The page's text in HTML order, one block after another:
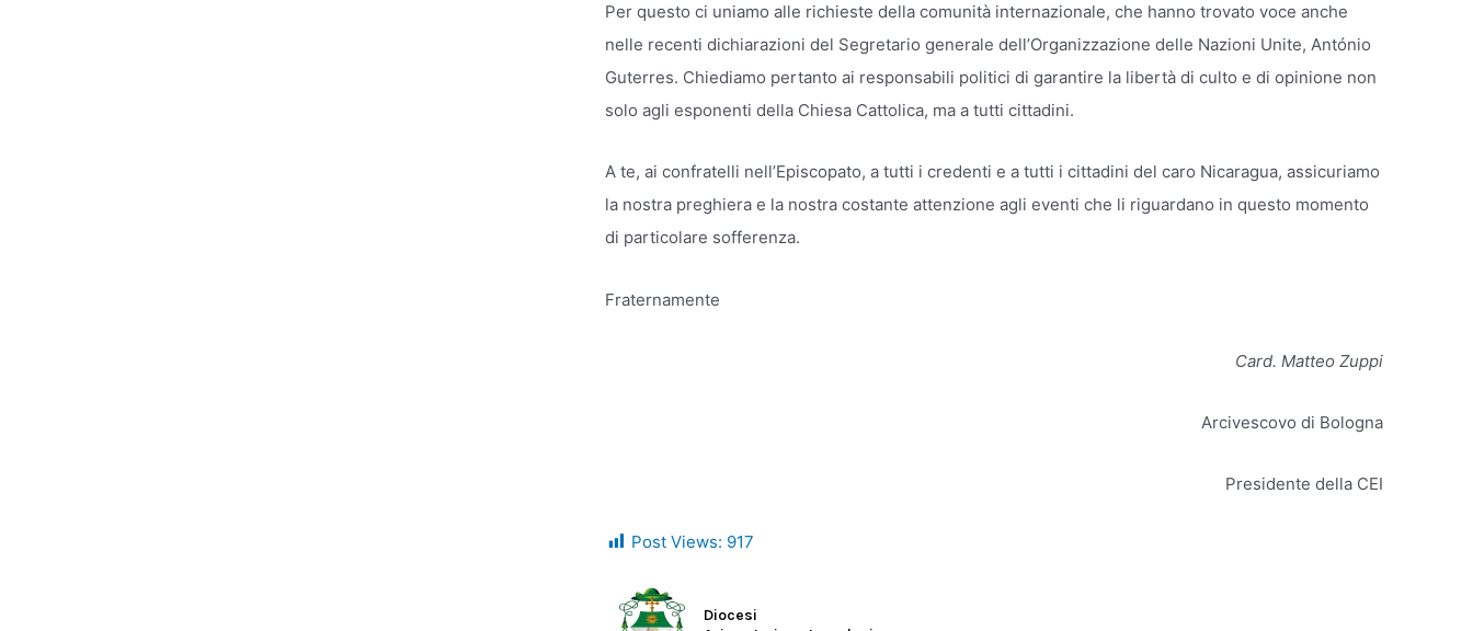
Per questo ci uniamo alle richieste della comunità internazionale, che hanno trovato voce anche
nelle recenti dichiarazioni del Segretario generale dell’Organizzazione delle Nazioni Unite, António
Guterres. Chiediamo pertanto ai responsabili politici di garantire la libertà di culto e di opinione non
solo agli esponenti della Chiesa Cattolica, ma a tutti cittadini.
A te, ai confratelli nell’Episcopato, a tutti i credenti e a tutti i cittadini del caro Nicaragua, assicuriamo
la nostra preghiera e la nostra costante attenzione agli eventi che li riguardano in questo momento
di particolare sofferenza.
Fraternamente
Card. Matteo Zuppi
Arcivescovo di Bologna
Presidente della CEI
Post Views: 917
Diocesi